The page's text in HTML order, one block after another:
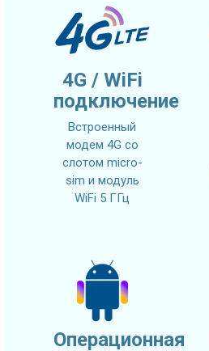
4G / WiFi
подключение
Встроенный
модем 4G со
слотом micro-
sim и модуль
WiFi 5 ГГц
Операционная